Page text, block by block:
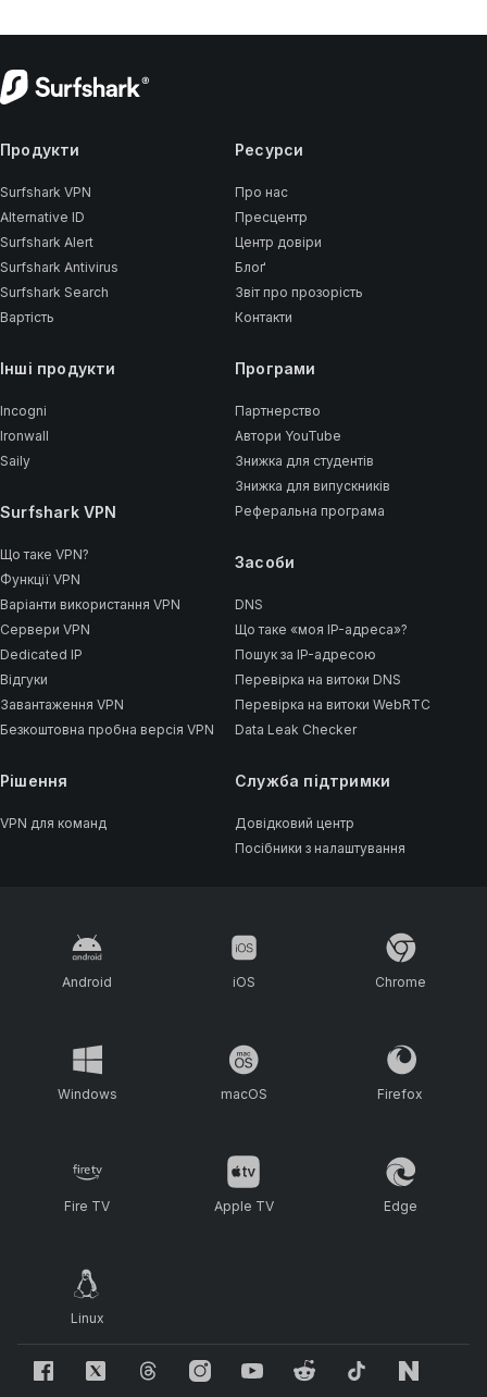
Продукти
Surfshark VPN
Alternative ID
Surfshark Alert
Surfshark Antivirus
Surfshark Search
Вартість
Інші продукти
Incogni
Ironwall
Saily
Surfshark VPN
Що таке VPN?
Функції VPN
Варіанти використання VPN
Сервери VPN
Dedicated IP
Відгуки
Завантаження VPN
Безкоштовна пробна версія VPN
Рішення
VPN для команд
Ресурси
Про нас
Пресцентр
Центр довіри
Блоґ
Звіт про прозорість
Контакти
Програми
Партнерство
Автори YouTube
Знижка для студентів
Знижка для випускників
Реферальна програма
Засоби
DNS
Що таке «моя IP-адреса»?
Пошук за IP-адресою
Перевірка на витоки DNS
Перевірка на витоки WebRTC
Data Leak Checker
Cлужба підтримки
Довідковий центр
Посібники з налаштування
Android iOS Chrome
Windows macOS Firefox
Fire TV Apple TV Edge
Linux